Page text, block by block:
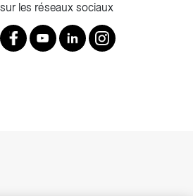
sur les réseaux sociaux
Retrouvez nous sur Facebook
YoutubeLinkedInInstagram